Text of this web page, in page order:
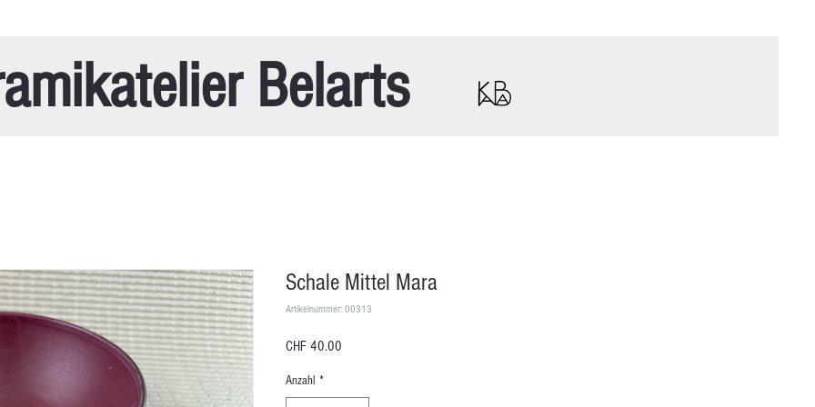
Belarts
Schale Mittel Mara
Artikelnummer: 00313
CHF 40.00
Anzahl *